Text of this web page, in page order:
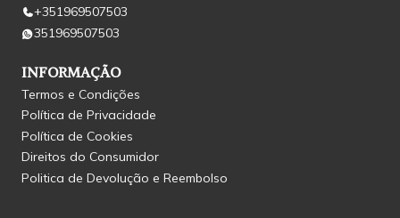
+351969507503
351969507503
INFORMAÇÃO
Termos e Condições
Política de Privacidade
Política de Cookies
Direitos do Consumidor
Politica de Devolução e Reembolso